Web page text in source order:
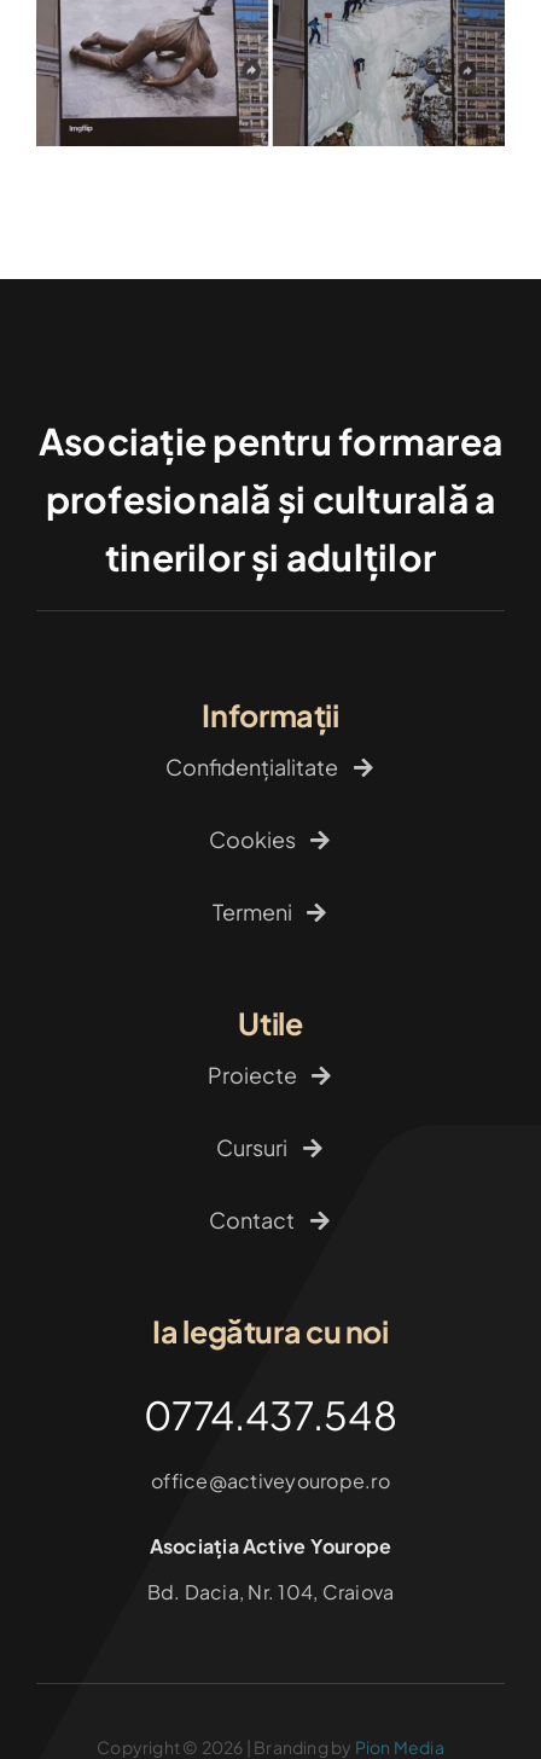
Asociație pentru formarea
profesională și culturală a
tinerilor și adulților
Informații
Confidențialitate
Cookies
Termeni
Utile
Proiecte
Cursuri
Contact
Ia legătura cu noi
0774.437.548
office@activeyourope.ro
Asociația Active Yourope
Bd. Dacia, Nr. 104, Craiova
Copyright © 2026 | Branding by Pion Media